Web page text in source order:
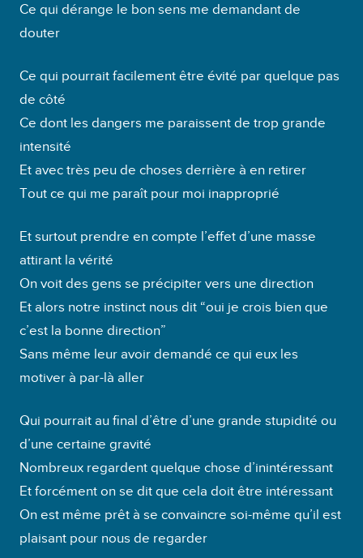
Ce qui dérange le bon sens me demandant de
douter
Ce qui pourrait facilement être évité par quelque pas
de côté
Ce dont les dangers me paraissent de trop grande
intensité
Et avec très peu de choses derrière à en retirer
Tout ce qui me paraît pour moi inapproprié
Et surtout prendre en compte l’effet d’une masse
attirant la vérité
On voit des gens se précipiter vers une direction
Et alors notre instinct nous dit “oui je crois bien que
c’est la bonne direction”
Sans même leur avoir demandé ce qui eux les
motiver à par-là aller
Qui pourrait au final d’être d’une grande stupidité ou
d’une certaine gravité
Nombreux regardent quelque chose d’inintéressant
Et forcément on se dit que cela doit être intéressant
On est même prêt à se convaincre soi-même qu’il est
plaisant pour nous de regarder